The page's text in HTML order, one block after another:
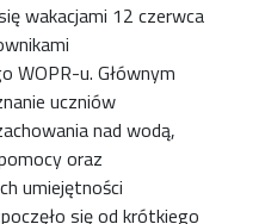
wakacjami 12 czerwca
WOPR-u. Głównym
uczniów
nad wodą,
oraz
umiejętności
się od krótkiego